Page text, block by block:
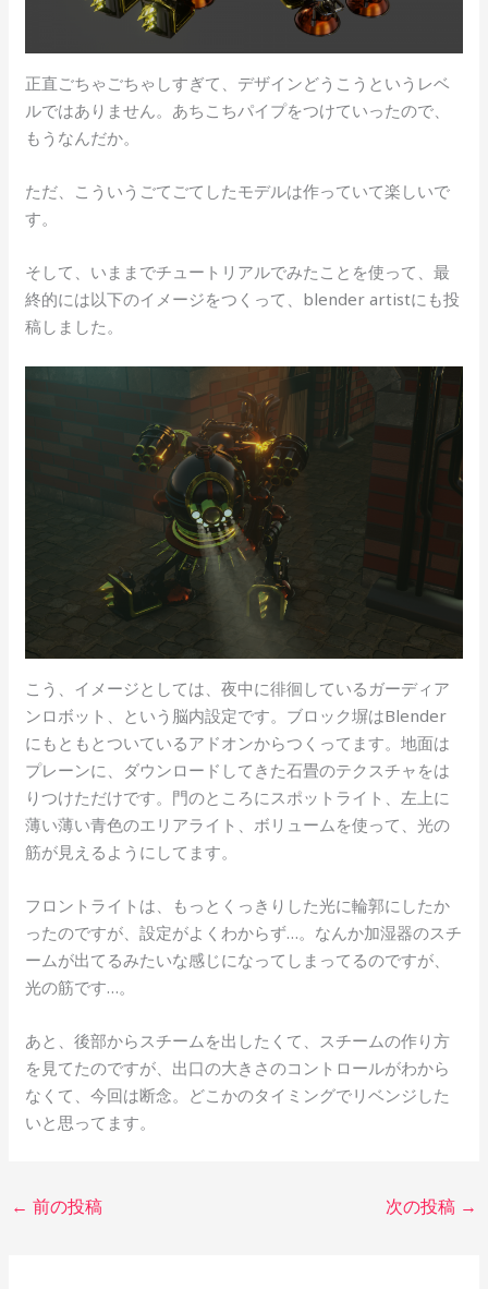
正直ごちゃごちゃしすぎて、デザインどうこうというレベ
ルではありません。あちこちパイプをつけていったので、
もうなんだか。
ただ、こういうごてごてしたモデルは作っていて楽しいで
す。
そして、いままでチュートリアルでみたことを使って、最
終的には以下のイメージをつくって、blender artistにも投
稿しました。
こう、イメージとしては、夜中に徘徊しているガーディア
ンロボット、という脳内設定です。ブロック塀はBlender
にもともとついているアドオンからつくってます。地面は
プレーンに、ダウンロードしてきた石畳のテクスチャをは
りつけただけです。門のところにスポットライト、左上に
薄い薄い青色のエリアライト、ボリュームを使って、光の
筋が見えるようにしてます。
フロントライトは、もっとくっきりした光に輪郭にしたか
ったのですが、設定がよくわからず…。なんか加湿器のスチ
ームが出てるみたいな感じになってしまってるのですが、
光の筋です…。
あと、後部からスチームを出したくて、スチームの作り方
を見てたのですが、出口の大きさのコントロールがわから
なくて、今回は断念。どこかのタイミングでリベンジした
いと思ってます。
← 前の投稿 次の投稿 →